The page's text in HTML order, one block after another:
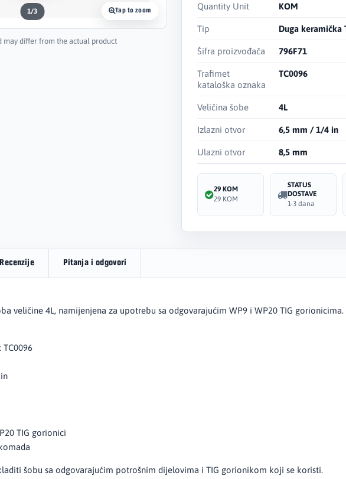
Tap to zoom
1/3
may differ from the actual product
Quantity Unit KOM
Tip Duga keramička
Šifra proizvođača 796F71
Trafimet
kataloška oznaka
TC0096
Veličina šobe 4L
Izlazni otvor 6,5 mm / 1/4 in
Ulazni otvor 8,5 mm
29 KOM
29 KOM
STATUS
DOSTAVE
1-3 dana
Recenzije Pitanja i odgovori
veličine 4L, namijenjena za upotrebu sa odgovarajućim WP9 i WP20 TIG gorionicima.
TIG gorionici
šobu sa odgovarajućim potrošnim dijelovima i TIG gorionikom koji se koristi.